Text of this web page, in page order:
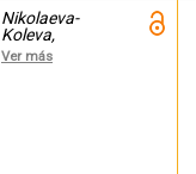
Nikolaeva-
Koleva,
Magdalena;
ESPINOSA,
Ver más